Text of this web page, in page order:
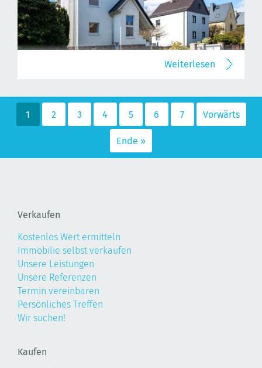
Weiterlesen
1 2 3 4 5 6 7 Vorwärts
Ende »
Verkaufen
Kostenlos Wert ermitteln
Immobilie selbst verkaufen
Unsere Leistungen
Unsere Referenzen
Termin vereinbaren
Persönliches Treffen
Wir suchen!
Kaufen